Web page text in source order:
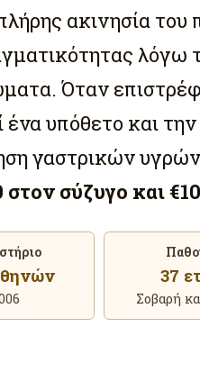
ακινησία
λόγω
Όταν
ένα υπόθετο και
γαστρικών
στον σύζυγο και
37
Σοβαρή